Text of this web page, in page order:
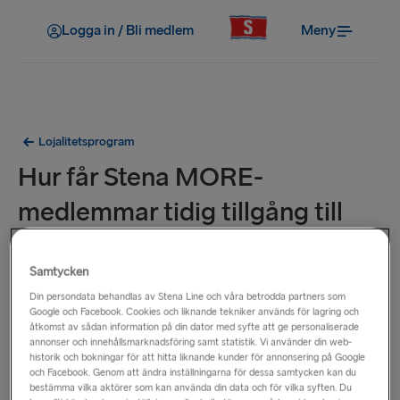
Logga in / Bli medlem Meny
Lojalitetsprogram
Hur får Stena MORE-
medlemmar tidig tillgång till
Så länge dina Stena MORE-preferenser är oförändrade
kommer du att meddelas via e-post om eventuella
erbjudanden eller rabatter innan dessa görs tillgängliga för
icke-medlemmar.
Samtycken
Din persondata behandlas av Stena Line och våra betrodda partners som
Google och Facebook. Cookies och liknande tekniker används för lagring och
åtkomst av sådan information på din dator med syfte att ge personaliserade
annonser och innehållsmarknadsföring samt statistik. Vi använder din web-
historik och bokningar för att hitta liknande kunder för annonsering på Google
och Facebook. Genom att ändra inställningarna för dessa samtycken kan du
bestämma vilka aktörer som kan använda din data och för vilka syften. Du